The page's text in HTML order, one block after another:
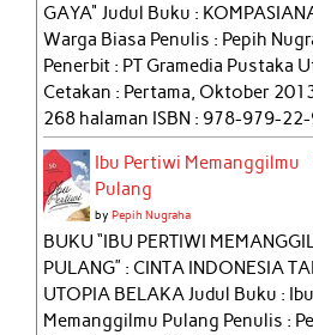
GAYA" Judul Buku :
Warga Biasa Penulis : Pepih
Penerbit : PT Gramedia Pustaka
Cetakan : Pertama, Oktober
268 halaman ISBN : 978-979-
Ibu Pertiwi Memanggilmu
Pulang
byPepih Nugraha
BUKU “IBU PERTIWI
PULANG” : CINTA INDONESIA
UTOPIA BELAKA Judul Buku :
Memanggilmu Pulang Penulis :